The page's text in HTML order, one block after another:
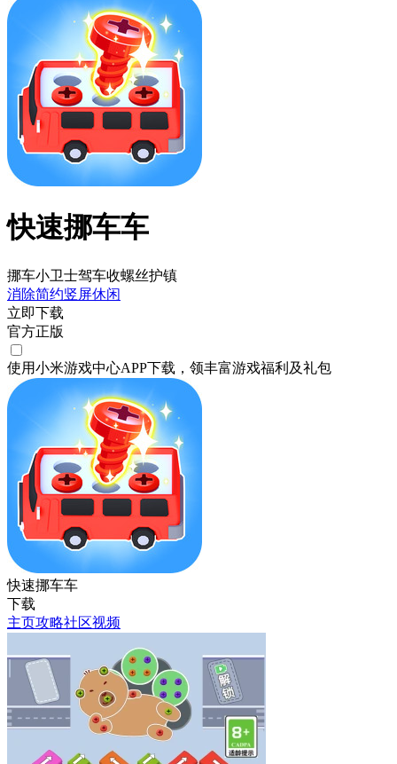
快速挪车车
挪车小卫士驾车收螺丝护镇
消除简约竖屏休闲
立即下载
官方正版
使用小米游戏中心APP下载 ，领丰富游戏福利 及礼包
快速挪车车
下载
主页攻略社区视频